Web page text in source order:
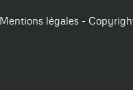
Mentions légales -